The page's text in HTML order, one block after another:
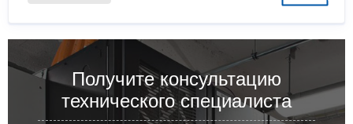
Получите консультацию
технического специалиста